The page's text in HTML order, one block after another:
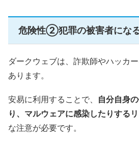
危険性②犯罪の被害者にな
ダークウェブは、詐欺師やハッカ
あります。
安易に利用することで、 自分自身
り、マルウェアに感染したりする
な注意が必要です。